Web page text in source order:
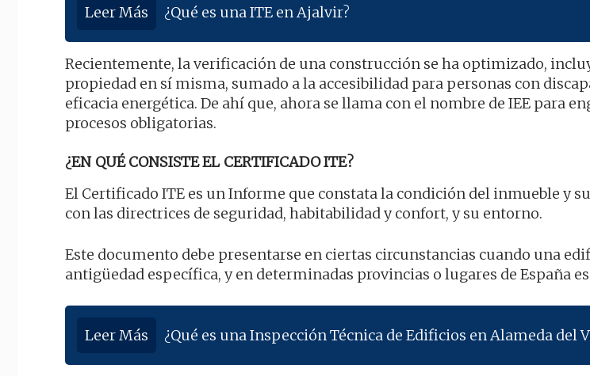
Leer Más ¿Qué es una ITE en Ajalvir?
Recientemente, la verificación de una construcción se ha optimizado,
propiedad en sí misma, sumado a la accesibilidad para personas con
eficacia energética. De ahí que, ahora se llama con el nombre de IEE para
procesos obligatorias.
¿EN QUÉ CONSISTE EL CERTIFICADO ITE?
El Certificado ITE es un Informe que constata la condición del inmueble y
con las directrices de seguridad, habitabilidad y confort, y su entorno.
Este documento debe presentarse en ciertas circunstancias cuando una
antigüedad específica, y en determinadas provincias o lugares de España
Leer Más ¿Qué es una Inspección Técnica de Edificios en Alameda del